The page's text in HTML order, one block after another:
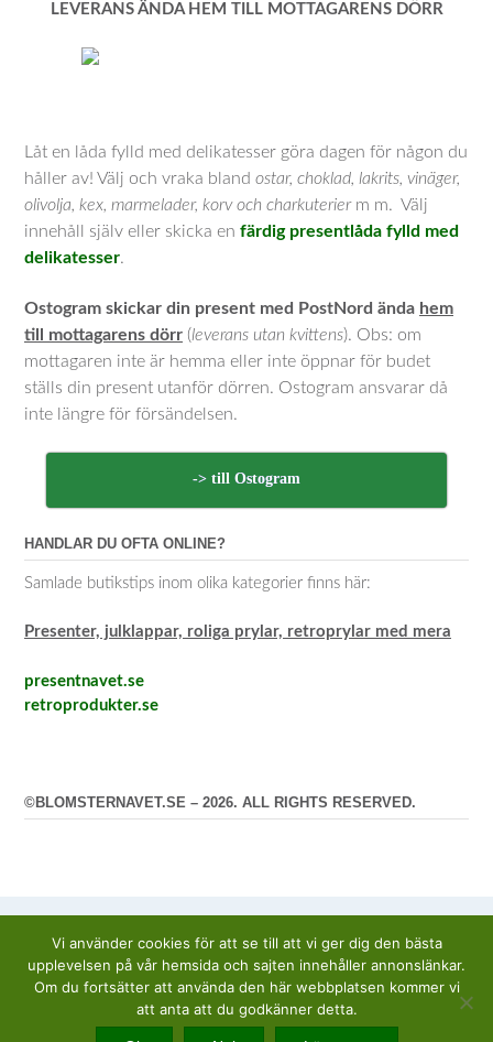
LEVERANS ÄNDA HEM TILL MOTTAGARENS DÖRR
Låt en låda fylld med delikatesser göra dagen för någon du
håller av! Välj och vraka bland ostar, choklad, lakrits, vinäger,
olivolja, kex, marmelader, korv och charkuterierm m. Välj
innehåll själv eller skicka en färdig presentlåda fylld med
delikatesser.
Ostogram skickar din present med PostNord ända hem
till mottagarens dörr (leverans utan kvittens). Obs: om
mottagaren inte är hemma eller inte öppnar för budet
ställs din present utanför dörren. Ostogram ansvarar då
inte längre för försändelsen.
-> till Ostogram
HANDLAR DU OFTA ONLINE?
Samlade butikstips inom olika kategorier finns här:
Presenter, julklappar, roliga prylar, retroprylar med mera
presentnavet.se
retroprodukter.se
©BLOMSTERNAVET.SE – 2026. ALL RIGHTS RESERVED.
Tema avOut the Box
Vi använder cookies för att se till att vi ger dig den bästa
upplevelsen på vår hemsida och sajten innehåller annonslänkar.
Om du fortsätter att använda den här webbplatsen kommer vi
att anta att du godkänner detta.